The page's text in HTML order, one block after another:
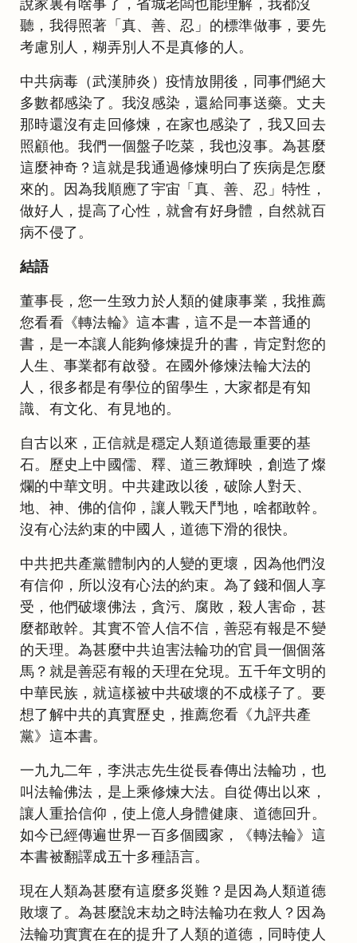
說家裏有啥事了，省城老闆也能理解，我都沒
聽，我得照著「真、善、忍」的標準做事，要先
考慮別人，糊弄別人不是真修的人。
中共病毒（武漢肺炎）疫情放開後，同事們絕大
多數都感染了。我沒感染，還給同事送藥。丈夫
那時還沒有走回修煉，在家也感染了，我又回去
照顧他。我們一個盤子吃菜，我也沒事。為甚麼
這麼神奇？這就是我通過修煉明白了疾病是怎麼
來的。因為我順應了宇宙「真、善、忍」特性，
做好人，提高了心性，就會有好身體，自然就百
病不侵了。
結語
董事長，您一生致力於人類的健康事業，我推薦
您看看《轉法輪》這本書，這不是一本普通的
書，是一本讓人能夠修煉提升的書，肯定對您的
人生、事業都有啟發。在國外修煉法輪大法的
人，很多都是有學位的留學生，大家都是有知
識、有文化、有見地的。
自古以來，正信就是穩定人類道德最重要的基
石。歷史上中國儒、釋、道三教輝映，創造了燦
爛的中華文明。中共建政以後，破除人對天、
地、神、佛的信仰，讓人戰天鬥地，啥都敢幹。
沒有心法約束的中國人，道德下滑的很快。
中共把共產黨體制內的人變的更壞，因為他們沒
有信仰，所以沒有心法的約束。為了錢和個人享
受，他們破壞佛法，貪污、腐敗，殺人害命，甚
麼都敢幹。其實不管人信不信，善惡有報是不變
的天理。為甚麼中共迫害法輪功的官員一個個落
馬？就是善惡有報的天理在兌現。五千年文明的
中華民族，就這樣被中共破壞的不成樣子了。要
想了解中共的真實歷史，推薦您看《九評共產
黨》這本書。
一九九二年，李洪志先生從長春傳出法輪功，也
叫法輪佛法，是上乘修煉大法。自從傳出以來，
讓人重拾信仰，使上億人身體健康、道德回升。
如今已經傳遍世界一百多個國家，《轉法輪》這
本書被翻譯成五十多種語言。
現在人類為甚麼有這麼多災難？是因為人類道德
敗壞了。為甚麼說末劫之時法輪功在救人？因為
法輪功實實在在的提升了人類的道德，同時使人